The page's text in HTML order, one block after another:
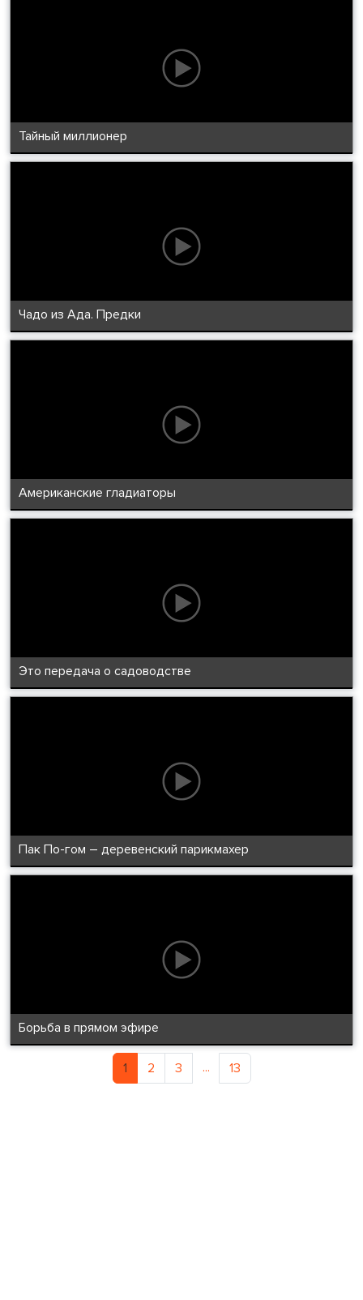
Тайный миллионер
Чадо из Ада. Предки
Американские гладиаторы
Это передача о садоводстве
Пак По-гом – деревенский парикмахер
Борьба в прямом эфире
1 2 3 ... 13